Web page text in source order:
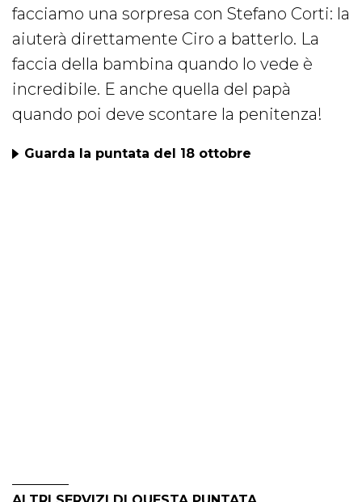
facciamo una sorpresa con Stefano Corti: la
aiuterà direttamente Ciro a batterlo. La
faccia della bambina quando lo vede è
incredibile. E anche quella del papà
quando poi deve scontare la penitenza!
Guarda la puntata del 18 ottobre